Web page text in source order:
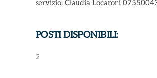
servizio: Claudia Locaroni
POSTI DISPONIBILI:
2